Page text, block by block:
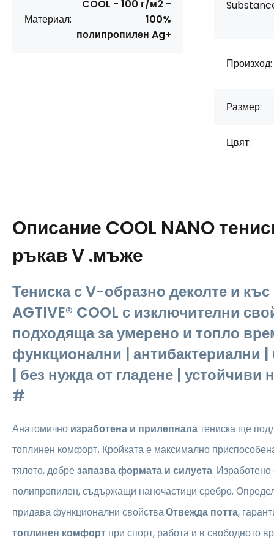
Материал:
COOL - 100 г/м2 -
100%
полипропилен Ag+
Произход:
Размер:
Цвят:
Описание COOL NANO
ръкав V .мъже
Тениска с V-образно деколте и
AGTIVE® COOL с изключителни
подходяща за умерено и топло
функционални | антибактериални
| без нужда от гладене |
#
Анатомично изработена и прилепналатениска ще
топлинен комфорт. Кройката е максимално
тялото, добрезапазва формата и силуета.
полипропилен, съдържащи наночастици сребро.
придава функционални свойства.Отвежда потта,
топлинен комфорт при спорт, работа и в свободното